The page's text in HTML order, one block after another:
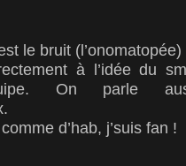
le bruit
à l’idée du
On parle
d’hab, j’suis fan !